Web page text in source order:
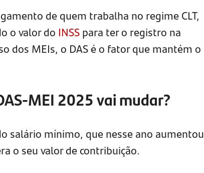
de quem trabalha no regime CLT,
o valor do INSSpara ter o registro na
dos MEIs, o DAS é o fator que mantém o
MEI 2025 vai mudar?
salário mínimo, que nesse ano aumentou
o seu valor de contribuição.